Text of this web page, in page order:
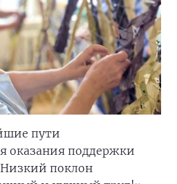
пути
оказания поддержки
поклон